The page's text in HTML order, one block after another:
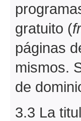
gratuito (
páginas
mismos.
de
3.3 La